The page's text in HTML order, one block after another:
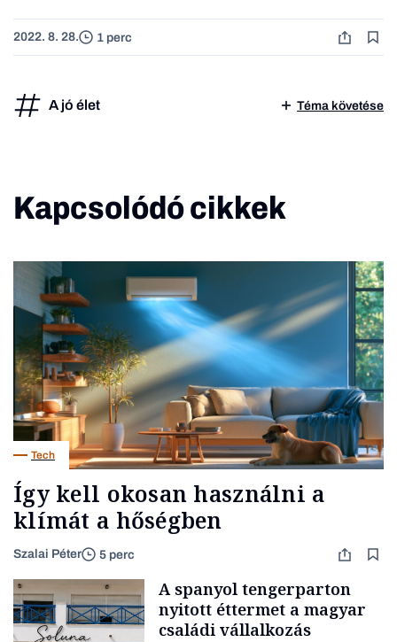
2022. 8. 28. 1 perc
A jó élet Téma követése
Kapcsolódó cikkek
Tech
Így kell okosan használni a
klímát a hőségben
Szalai Péter 5 perc
A spanyol tengerparton
nyitott éttermet a magyar
családi vállalkozás